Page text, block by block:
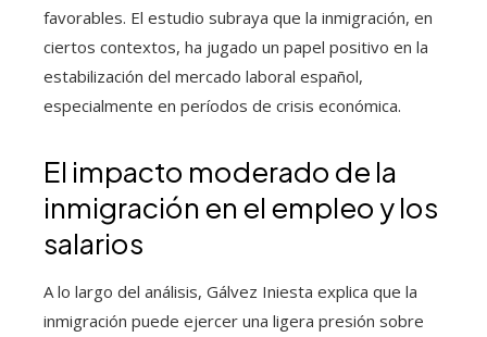
favorables. El estudio subraya que la inmigración, en
ciertos contextos, ha jugado un papel positivo en la
estabilización del mercado laboral español,
especialmente en períodos de crisis económica.
El impacto moderado de la
inmigración en el empleo y los
salarios
A lo largo del análisis, Gálvez Iniesta explica que la
inmigración puede ejercer una ligera presión sobre